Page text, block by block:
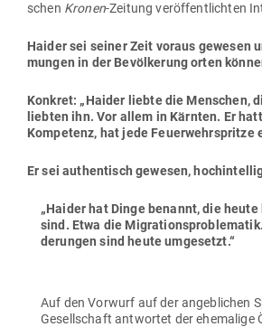
schen Kronen-Zeitung ver­öf­fent­lichten
Haider sei seiner Zeit voraus gewesen
mungen in der Bevöl­kerung orten
Konkret: „Haider liebte die Men­schen,
liebten ihn. Vor allem in Kärnten. Er
Kom­petenz, hat jede Feu­er­wehr­spritze
Er sei authen­tisch gewesen,
„Haider hat Dinge benannt, die heute
sind. Etwa die
de­rungen sind heute umgesetzt.“
Auf den Vorwurf auf der angeb­lichen
Gesell­schaft ant­wortet der ehe­malige